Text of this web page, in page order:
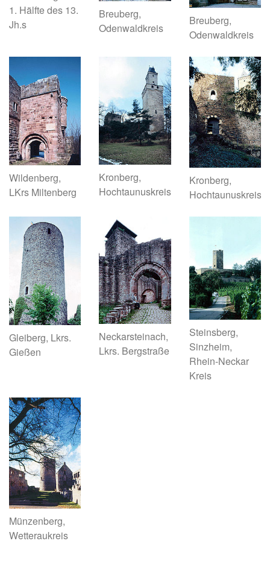
1. Hälfte des 13.
Jh.s
Breuberg,
Odenwaldkreis
Breuberg,
Odenwaldkreis
Wildenberg,
LKrs Miltenberg
Kronberg,
Hochtaunuskreis
Kronberg,
Hochtaunuskreis
Gleiberg, Lkrs.
Gießen
Neckarsteinach,
Lkrs. Bergstraße
Steinsberg,
Sinzheim,
Rhein-Neckar
Kreis
Münzenberg,
Wetteraukreis